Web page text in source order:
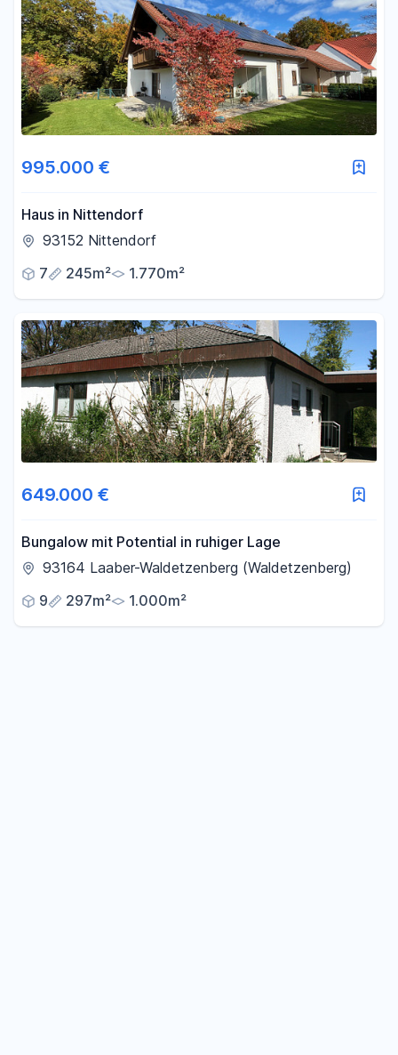
995.000 €
Haus in Nittendorf
93152 Nittendorf
7
245m² 1.770m²
649.000 €
Bungalow mit Potential in ruhiger Lage
93164 Laaber-Waldetzenberg (Waldetzenberg)
9
297m² 1.000m²